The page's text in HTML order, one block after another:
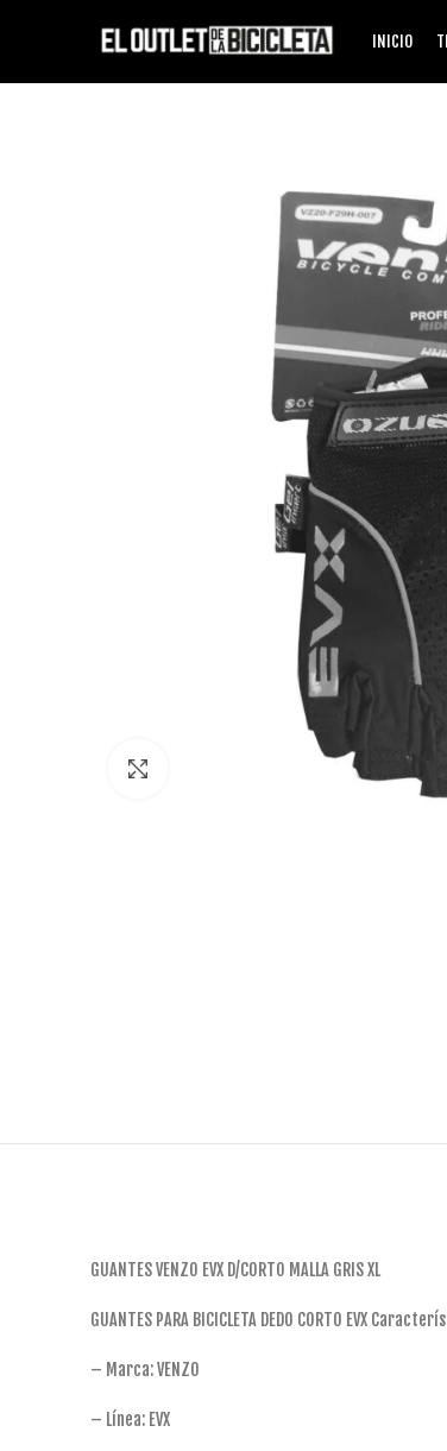
INICIO
GUANTES VENZO EVX D/CORTO MALLA GRIS XL
GUANTES PARA BICICLETA DEDO CORTO EVX
– Marca: VENZO
– Línea: EVX